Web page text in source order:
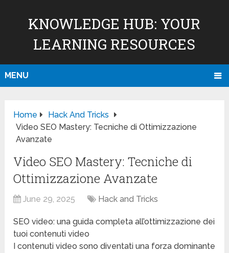
KNOWLEDGE HUB: YOUR
LEARNING RESOURCES
MENU
Home
Hack And Tricks
Video SEO Mastery: Tecniche di Ottimizzazione
Avanzate
Video SEO Mastery: Tecniche di
Ottimizzazione Avanzate
June 29, 2025 Hack and Tricks
SEO video: una guida completa all’ottimizzazione dei
tuoi contenuti video
I contenuti video sono diventati una forza dominante